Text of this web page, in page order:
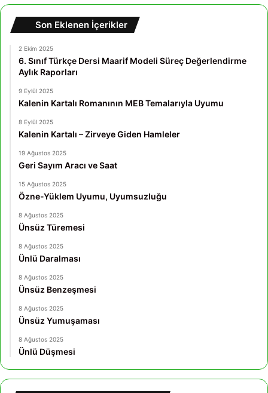
Son Eklenen İçerikler
2 Ekim 2025
6. Sınıf Türkçe Dersi Maarif Modeli Süreç Değerlendirme
Aylık Raporları
9 Eylül 2025
Kalenin Kartalı Romanının MEB Temalarıyla Uyumu
8 Eylül 2025
Kalenin Kartalı – Zirveye Giden Hamleler
19 Ağustos 2025
Geri Sayım Aracı ve Saat
15 Ağustos 2025
Özne-Yüklem Uyumu, Uyumsuzluğu
8 Ağustos 2025
Ünsüz Türemesi
8 Ağustos 2025
Ünlü Daralması
8 Ağustos 2025
Ünsüz Benzeşmesi
8 Ağustos 2025
Ünsüz Yumuşaması
8 Ağustos 2025
Ünlü Düşmesi